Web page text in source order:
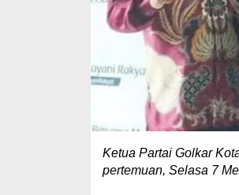
Ketua Partai Golkar
pertemuan, Selasa 7